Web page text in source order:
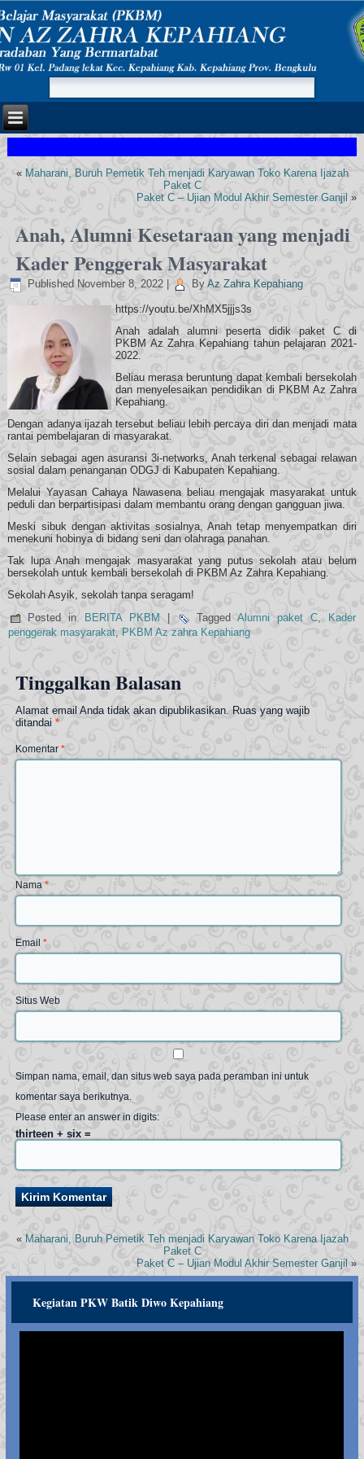
« Maharani, Buruh Pemetik Teh menjadi Karyawan Toko Karena Ijazah
Paket C
Paket C – Ujian Modul Akhir Semester Ganjil »
Anah, Alumni Kesetaraan yang menjadi
Kader Penggerak Masyarakat
Published November 8, 2022 By Az Zahra Kepahiang
https://youtu.be/XhMX5jjjs3s
Anah adalah alumni peserta didik paket C di
PKBM Az Zahra Kepahiang tahun pelajaran 2021-
2022.
Beliau merasa beruntung dapat kembali bersekolah
dan menyelesaikan pendidikan di PKBM Az Zahra
Kepahiang.
Dengan adanya ijazah tersebut beliau lebih percaya diri dan menjadi mata
rantai pembelajaran di masyarakat.
Selain sebagai agen asuransi 3i-networks, Anah terkenal sebagai relawan
sosial dalam penanganan ODGJ di Kabupaten Kepahiang.
Melalui Yayasan Cahaya Nawasena beliau mengajak masyarakat untuk
peduli dan berpartisipasi dalam membantu orang dengan gangguan jiwa.
Meski sibuk dengan aktivitas sosialnya, Anah tetap menyempatkan diri
menekuni hobinya di bidang seni dan olahraga panahan.
Tak lupa Anah mengajak masyarakat yang putus sekolah atau belum
bersekolah untuk kembali bersekolah di PKBM Az Zahra Kepahiang.
Sekolah Asyik, sekolah tanpa seragam!
Posted in
BERITA PKBM Tagged Alumni paket C,
Kader
penggerak masyarakat, PKBM Az zahra Kepahiang
Tinggalkan Balasan
Alamat email Anda tidak akan dipublikasikan. Ruas yang wajib
ditandai*
Komentar*
Nama*
Email*
Situs Web
Simpan nama, email, dan situs web saya pada peramban ini untuk
komentar saya berikutnya.
Please enter an answer in digits:
thirteen + six =
« Maharani, Buruh Pemetik Teh menjadi Karyawan Toko Karena Ijazah
Paket C
Paket C – Ujian Modul Akhir Semester Ganjil »
Kegiatan PKW Batik Diwo Kepahiang